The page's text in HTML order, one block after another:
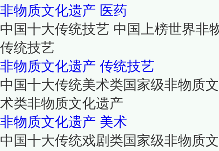
非物质文化遗产 医药
中国十大传统技艺 中国上榜世界非
传统技艺
非物质文化遗产 传统技艺
中国十大传统美术类国家级非物质
术类非物质文化遗产
非物质文化遗产 美术
中国十大传统戏剧类国家级非物质